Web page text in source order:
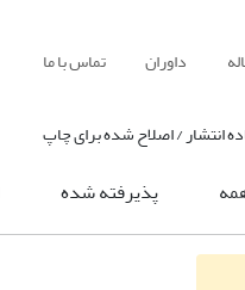
داوران تماس با ما
انتشار / اصلاح شده برای چاپ
پذیرفته شده